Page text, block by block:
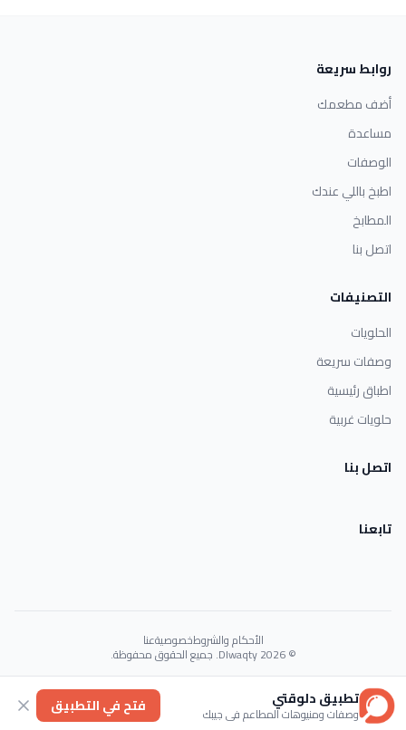
روابط سريعة
أضف مطعمك
مساعدة
الوصفات
اطبخ باللي عندك
المطابخ
اتصل بنا
التصنيفات
الحلويات
وصفات سريعة
اطباق رئيسية
حلويات غربية
اتصل بنا
تابعنا
الأحكام والشروطخصوصيةعنا
© 2026 Dlwaqty. جميع الحقوق محفوظة.
Powered byGAIT
تطبيق دلوقتي
وصفات ومنيوهات المطاعم في جيبك فتح في التطبيق